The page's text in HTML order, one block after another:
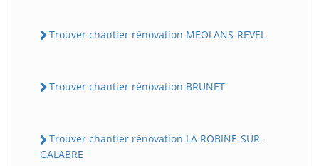
Trouver chantier rénovation MEOLANS-REVEL
Trouver chantier rénovation BRUNET
Trouver chantier rénovation LA ROBINE-SUR-
GALABRE